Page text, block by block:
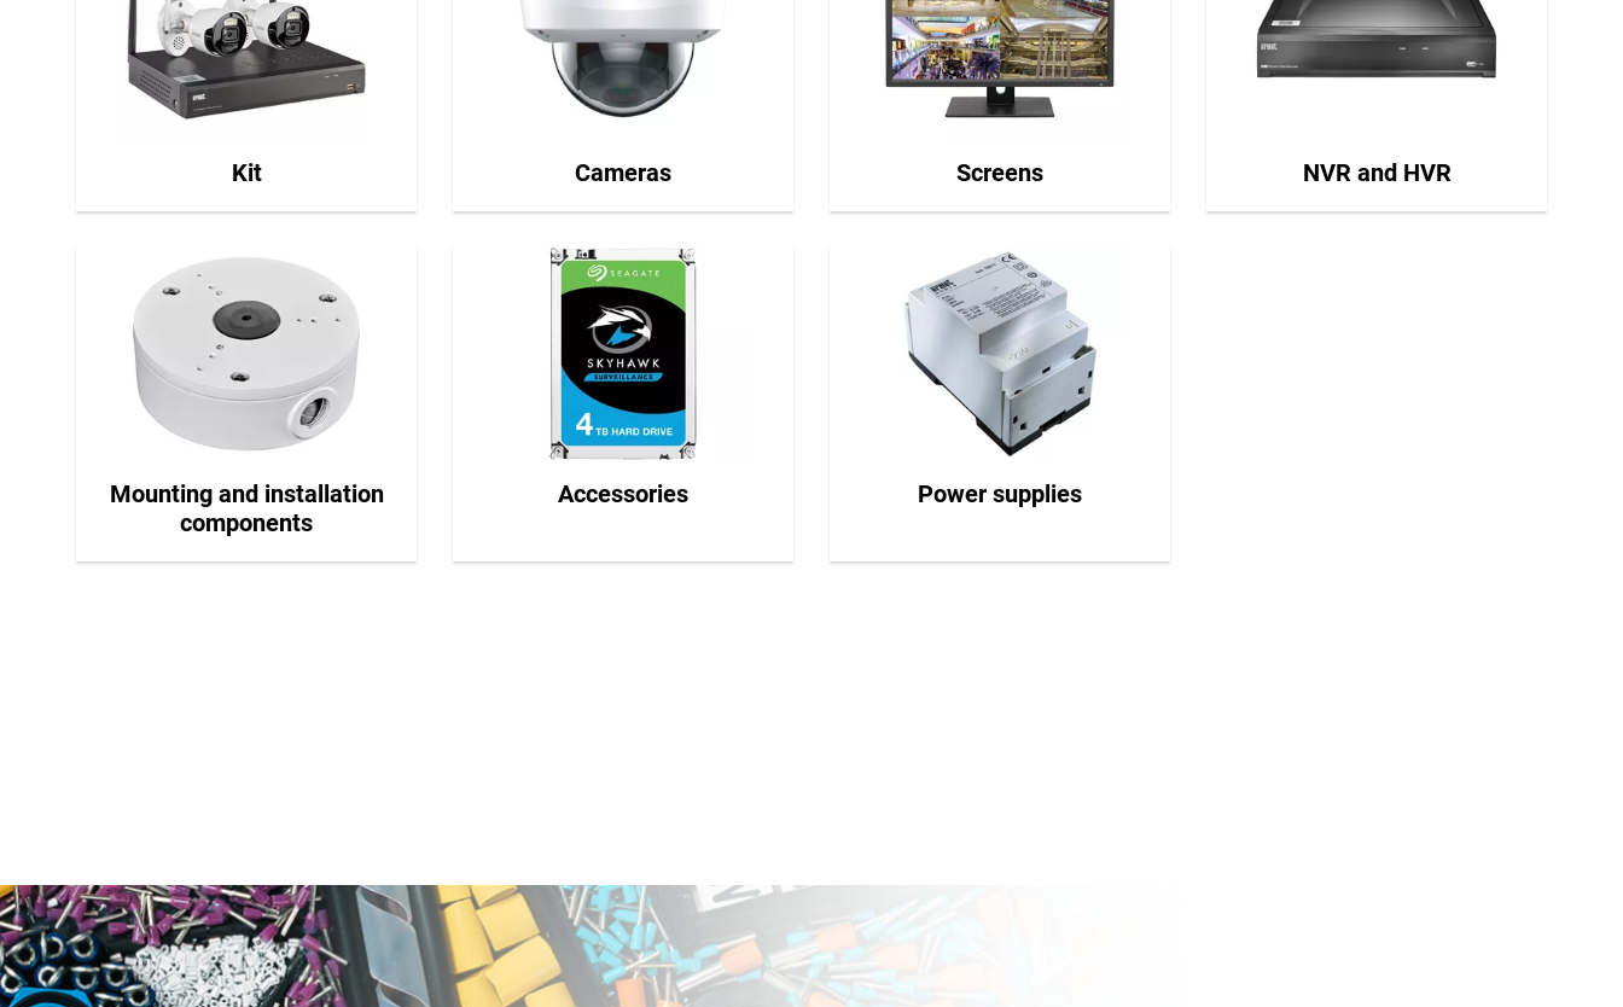
Kit Cameras Screens NVR and HVR
Mounting and installation
components
Accessories Power supplies